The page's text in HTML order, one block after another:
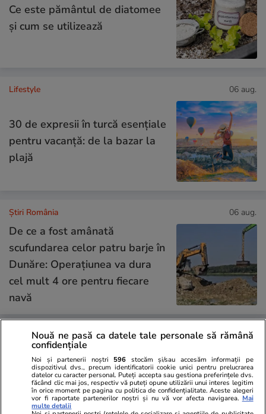
Ce este pământul de diatomee
și cum se utilizează
Lifestyle 06 aug.
30 de expresii în turcă esențiale
pentru vacanță: de la bazar la
plajă
Știri România 06 aug.
De ce a fost amânată
scufundarea celor patru barje în
Dunăre: Operațiunea va dura
cel mult 4 ore pentru fiecare
navă
Știri România 06 aug.
Operațiunile de scufundare a
celor patru barje au fost
amânate pentru a doua zi
consecutiv. Acțiunea continuă
Nouă ne pasă ca datele tale personale să rămână
confidențiale
Noi și partenerii noștri 596 stocăm și/sau accesăm informații pe
dispozitivul dvs., precum identificatorii cookie unici pentru prelucrarea
datelor cu caracter personal. Puteți accepta sau gestiona preferințele dvs.
făcând clic mai jos, respectiv vă puteți opune utilizării unui interes legitim
în orice moment pe pagina cu politica de confidențialitate. Aceste alegeri
vor fi raportate partenerilor noștri și nu vă vor afecta navigarea. Mai
multe detalii